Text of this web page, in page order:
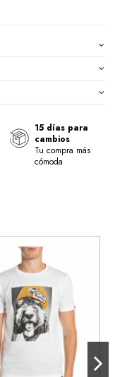
15 días para
cambios
Tu compra más
cómoda